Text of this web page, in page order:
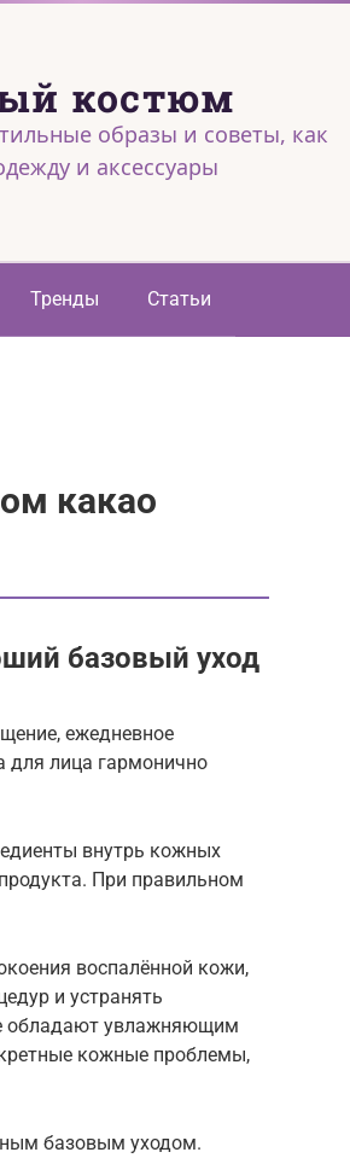
костюм
образы и советы, как
и аксессуары
Тренды Статьи
какао
базовый уход
ежедневное
для лица гармонично
внутрь кожных
При правильном
воспалённой кожи,
и устранять
обладают увлажняющим
кожные проблемы,
базовым уходом.